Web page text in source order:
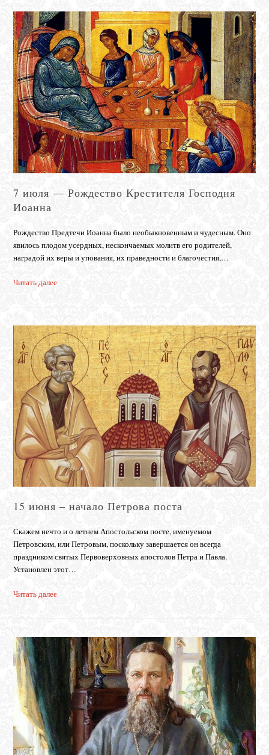
7 июля — Рождество Крестителя Господня
Иоанна
Рождество Предтечи Иоанна было необыкновенным и чудесным. Оно
явилось плодом усердных, нескончаемых молитв его родителей,
наградой их веры и упования, их праведности и благочестия,…
Читать далее
15 июня – начало Петрова поста
Скажем нечто и о летнем Апостольском посте, именуемом
Петровским, или Петровым, поскольку завершается он всегда
праздником святых Первоверховных апостолов Петра и Павла.
Установлен этот…
Читать далее